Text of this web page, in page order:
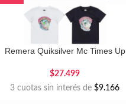
Remera Quiksilver Mc Times Up
$27.499
3 cuotas sin interés de $9.166